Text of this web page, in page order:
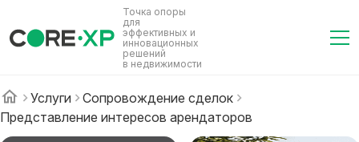
Точка опоры
для
эффективных и
инновационных
решений
в недвижимости
Услуги
Сопровождение сделок
Представление интересов арендаторов